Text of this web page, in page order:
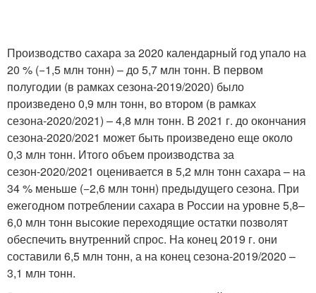
Производство сахара за 2020 календарный год упало на
20 % (−1,5 млн тонн) – до 5,7 млн тонн. В первом
полугодии (в рамках сезона-2019/2020) было
произведено 0,9 млн тонн, во втором (в рамках
сезона-2020/2021) – 4,8 млн тонн. В 2021 г. до окончания
сезона-2020/2021 может быть произведено еще около
0,3 млн тонн. Итого объем производства за
сезон-2020/2021 оценивается в 5,2 млн тонн сахара – на
34 % меньше (−2,6 млн тонн) предыдущего сезона. При
ежегодном потреблении сахара в России на уровне 5,8–
6,0 млн тонн высокие переходящие остатки позволят
обеспечить внутренний спрос. На конец 2019 г. они
составили 6,5 млн тонн, а на конец сезона-2019/2020 –
3,1 млн тонн.